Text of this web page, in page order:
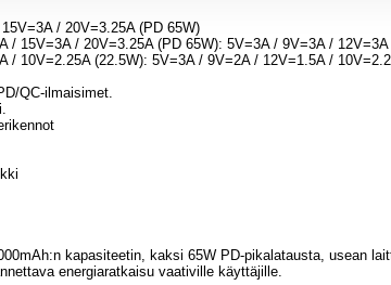
/ 20V=3.25A (PD 65W)
/ 15V=3A / 20V=3.25A (PD 65W): 5V=3A / 9V=3A /
/ 10V=2.25A (22.5W): 5V=3A / 9V=2A / 12V=1.5A /
QC-ilmaisimet.
kapasiteetin, kaksi 65W PD-pikalatausta, usean
energiaratkaisu vaativille käyttäjille.